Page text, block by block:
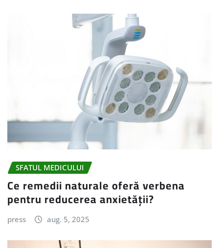
SFATUL MEDICULUI
Ce remedii naturale oferă verbena
pentru reducerea anxietății?
press aug. 5, 2025